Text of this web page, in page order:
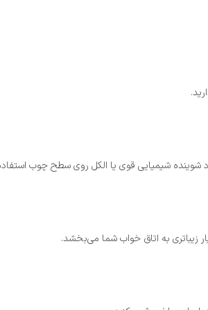
شوینده شیمیایی قوی یا الکل روی سطح چوب
زیباتری به اتاق خواب شما می‌بخشد.